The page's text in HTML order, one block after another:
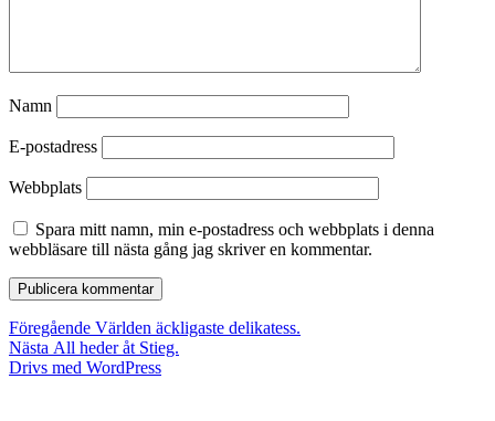
Namn
E-postadress
Webbplats
Spara mitt namn, min e-postadress och webbplats i denna
webbläsare till nästa gång jag skriver en kommentar.
Inläggsnavigering
Föregående Föregående
inlägg:
Världen äckligaste delikatess.
Nästa Nästa
inlägg:
All heder åt Stieg.
Drivs med WordPress